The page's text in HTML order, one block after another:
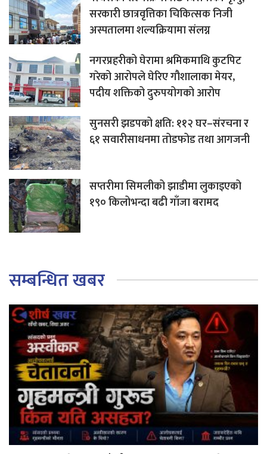
सरकारी छात्रवृत्तिका चिकित्सक निजी
अस्पतालमा शल्यक्रियामा संलग्न
नगरप्रहरीको घेरामा श्रमिकमाथि कुटपिट
गरेको आरोपले घेरिए गौशालाका मेयर,
पदीय शक्तिको दुरुपयोगको आरोप
सुनसरी झडपको क्षति: ११२ घर–संरचना र
६१ सवारीसाधनमा तोडफोड तथा आगजनी
सप्तरीमा सिमलीको झाडीमा लुकाइएको
१९० किलोभन्दा बढी गाँजा बरामद
सम्बन्धित खबर